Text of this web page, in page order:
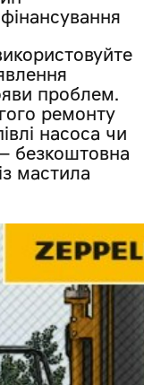
проблем.
ремонту
насоса чи
безкоштовна
мастила